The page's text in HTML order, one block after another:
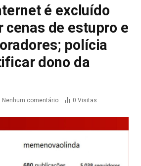
é excluído
cenas de estupro e
polícia
dono da
Nenhum comentário 0 Visitas